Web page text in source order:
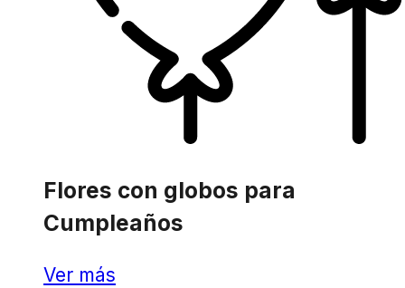
Flores con globos para
Cumpleaños
Ver más